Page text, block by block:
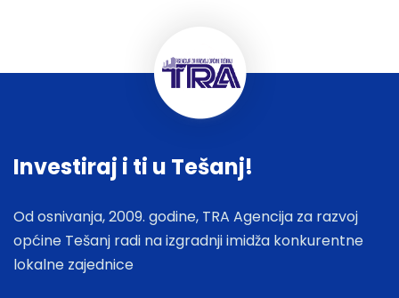
Investiraj i ti u Tešanj!
Od osnivanja, 2009. godine, TRA Agencija za razvoj
općine Tešanj radi na izgradnji imidža konkurentne
lokalne zajednice